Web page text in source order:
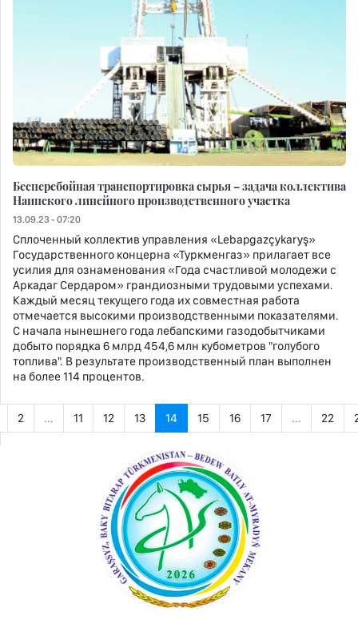
Бесперебойная транспортировка сырья – задача коллектива
Наипского линейного производственного участка
13.09.23 - 07:20
Сплоченный коллектив управления «Lebapgazçykaryş»
Государственного концерна «Туркменгаз» прилагает все
усилия для ознаменования «Года счастливой молодежи с
Аркадаг Сердаром» грандиозными трудовыми успехами.
Каждый месяц текущего года их совместная работа
отмечается высокими производственными показателями.
С начала нынешнего года лебапскими газодобытчиками
добыто порядка 6 млрд 454,6 млн кубометров "голубого
топлива". В результате производственный план выполнен
на более 114 процентов.
2 ... 11 12 13 14 15 16 17 ... 22